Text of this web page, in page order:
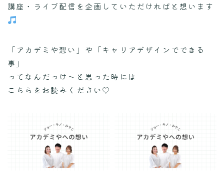
講座・ライブ配信を企画していただければと想います
「アカデミや想い」や「キャリアデザインでできる
事」
ってなんだっけ〜と思った時には
こちらをお読みください♡